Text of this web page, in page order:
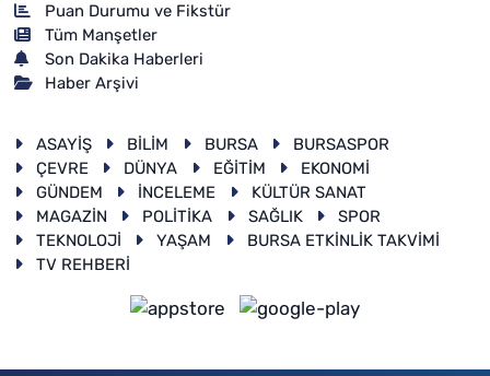
Puan Durumu ve Fikstür
Tüm Manşetler
Son Dakika Haberleri
Haber Arşivi
ASAYİŞ BİLİM BURSA
BURSASPOR
ÇEVRE
DÜNYA EĞİTİM
EKONOMİ
GÜNDEM
İNCELEME
KÜLTÜR SANAT
MAGAZİN
POLİTİKA SAĞLIK
SPOR
TEKNOLOJİ
YAŞAM
BURSA ETKİNLİK TAKVİMİ
TV REHBERİ